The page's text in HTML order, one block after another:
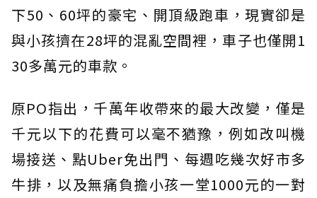
下50、60坪的豪宅、開頂級跑車，現實卻是
與小孩擠在28坪的混亂空間裡，車子也僅開1
30多萬元的車款。
原PO指出，千萬年收帶來的最大改變，僅是
千元以下的花費可以毫不猶豫，例如改叫機
場接送、點Uber免出門、每週吃幾次好市多
牛排，以及無痛負擔小孩一堂1000元的一對